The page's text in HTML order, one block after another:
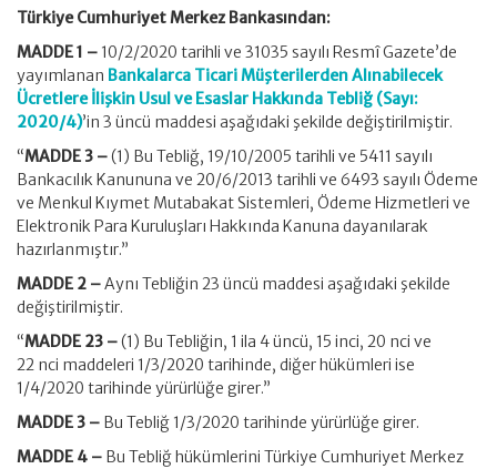
Türkiye Cumhuriyet Merkez Bankasından:
MADDE 1 – 10/2/2020 tarihli ve 31035 sayılı Resmî Gazete’de
yayımlanan Bankalarca Ticari Müşterilerden Alınabilecek
Ücretlere İlişkin Usul ve Esaslar Hakkında Tebliğ (Sayı:
2020/4)’in 3 üncü maddesi aşağıdaki şekilde değiştirilmiştir.
“MADDE 3 –(1) Bu Tebliğ, 19/10/2005 tarihli ve 5411 sayılı
Bankacılık Kanununa ve 20/6/2013 tarihli ve 6493 sayılı Ödeme
ve Menkul Kıymet Mutabakat Sistemleri, Ödeme Hizmetleri ve
Elektronik Para Kuruluşları Hakkında Kanuna dayanılarak
hazırlanmıştır.”
MADDE 2 –Aynı Tebliğin 23 üncü maddesi aşağıdaki şekilde
değiştirilmiştir.
“MADDE 23 –(1) Bu Tebliğin, 1 ila 4 üncü, 15 inci, 20 nci ve
22 nci maddeleri 1/3/2020 tarihinde, diğer hükümleri ise
1/4/2020 tarihinde yürürlüğe girer.”
MADDE 3 – Bu Tebliğ 1/3/2020 tarihinde yürürlüğe girer.
MADDE 4 – Bu Tebliğ hükümlerini Türkiye Cumhuriyet Merkez